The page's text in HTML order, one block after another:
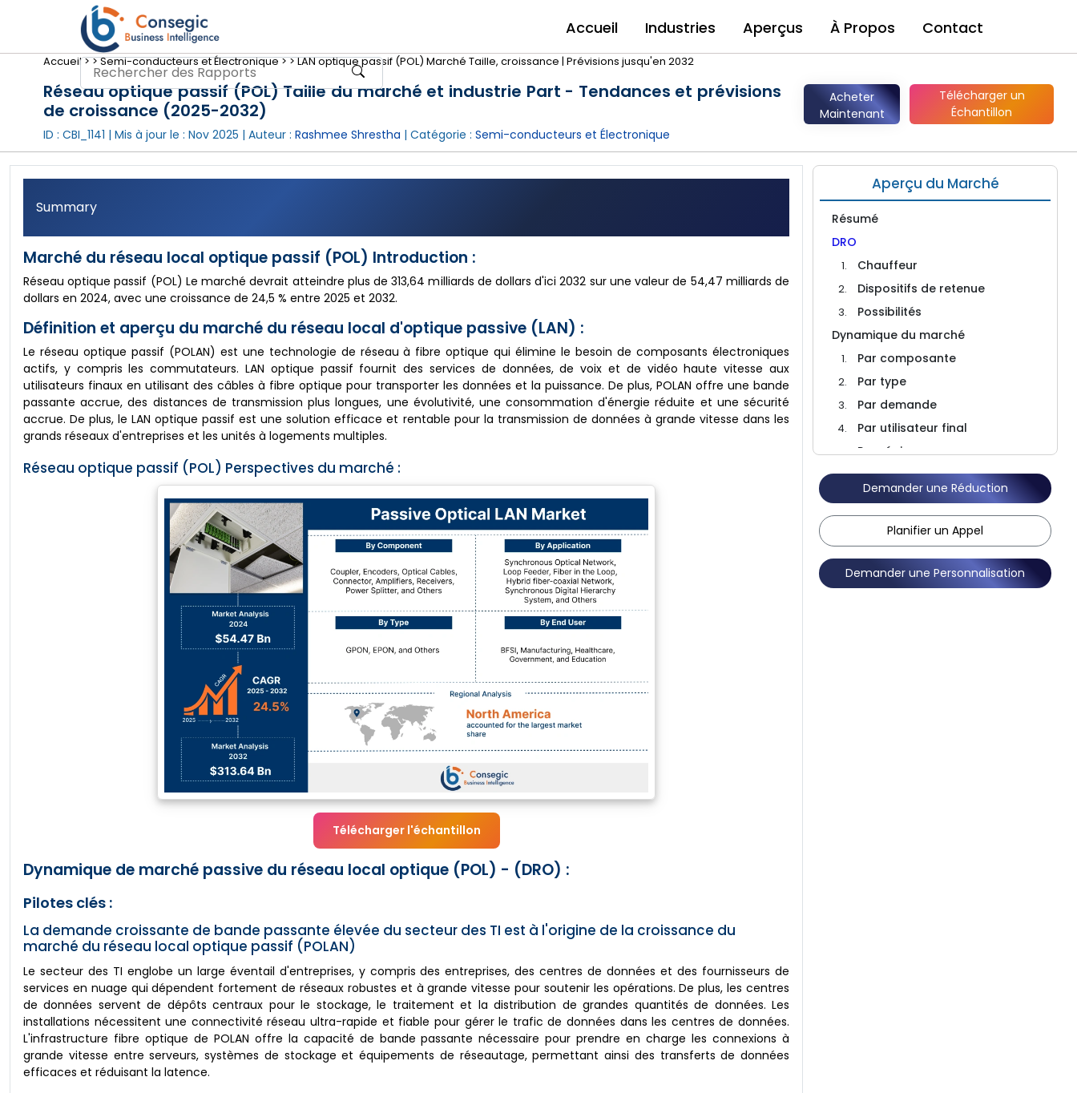
Accueil Industries Aperçus À Propos Contact
Accueil >>Semi-conducteurs et Électronique >>LAN optique passif (POL) Marché Taille, croissance | Prévisions jusqu'en 2032
Réseau optique passif (POL) Taille du marché et industrie Part - Tendances et prévisions
de croissance (2025-2032)
ID : CBI_1141 | Mis à jour le : Nov 2025 | Auteur : Rashmee Shrestha | Catégorie : Semi-conducteurs et Électronique
Acheter
Maintenant
Télécharger un
Échantillon
Summary
Marché du réseau local optique passif (POL) Introduction :
Réseau optique passif (POL) Le marché devrait atteindre plus de 313,64 milliards de dollars d'ici 2032 sur une valeur de 54,47 milliards de
dollars en 2024, avec une croissance de 24,5 % entre 2025 et 2032.
Définition et aperçu du marché du réseau local d'optique passive (LAN) :
Le réseau optique passif (POLAN) est une technologie de réseau à fibre optique qui élimine le besoin de composants électroniques
actifs, y compris les commutateurs. LAN optique passif fournit des services de données, de voix et de vidéo haute vitesse aux
utilisateurs finaux en utilisant des câbles à fibre optique pour transporter les données et la puissance. De plus, POLAN offre une bande
passante accrue, des distances de transmission plus longues, une évolutivité, une consommation d'énergie réduite et une sécurité
accrue. De plus, le LAN optique passif est une solution efficace et rentable pour la transmission de données à grande vitesse dans les
grands réseaux d'entreprises et les unités à logements multiples.
Réseau optique passif (POL) Perspectives du marché :
Télécharger l'échantillon
Dynamique de marché passive du réseau local optique (POL) - (DRO) :
Pilotes clés :
La demande croissante de bande passante élevée du secteur des TI est à l'origine de la croissance du
marché du réseau local optique passif (POLAN)
Le secteur des TI englobe un large éventail d'entreprises, y compris des entreprises, des centres de données et des fournisseurs de
services en nuage qui dépendent fortement de réseaux robustes et à grande vitesse pour soutenir les opérations. De plus, les centres
de données servent de dépôts centraux pour le stockage, le traitement et la distribution de grandes quantités de données. Les
installations nécessitent une connectivité réseau ultra-rapide et fiable pour gérer le trafic de données dans les centres de données.
L'infrastructure fibre optique de POLAN offre la capacité de bande passante nécessaire pour prendre en charge les connexions à
grande vitesse entre serveurs, systèmes de stockage et équipements de réseautage, permettant ainsi des transferts de données
efficaces et réduisant la latence.
Aperçu du Marché
Résumé
DRO
Chauffeur
Dispositifs de retenue
Possibilités
Dynamique du marché
Par composante
Par type
Par demande
Par utilisateur final
Par région
Paysage concurrentiel
Demander une Réduction
Planifier un Appel
Demander une Personnalisation